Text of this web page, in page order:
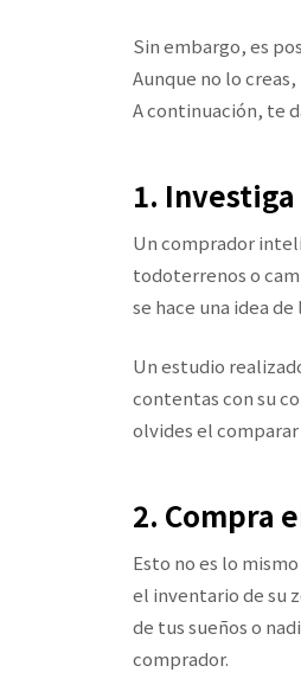
Sin embargo, es
Aunque no lo
A continuación, te
1.
Un comprador
todoterrenos o
se hace una idea
Un estudio
contentas con su
olvides el
2. Compra
Esto no es lo
el inventario de su
de tus sueños o
comprador.